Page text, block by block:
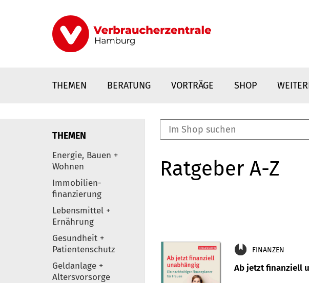
THEMEN BERATUNG VORTRÄGE SHOP
Elemente
THEMEN
Energie, Bauen +
Wohnen
Immobilien-
finanzierung
Lebensmittel +
Ernährung
Gesundheit +
Patientenschutz
Geldanlage +
Altersvorsorge
Ratgeber A-Z
FINANZEN
Ab jetzt finanziell